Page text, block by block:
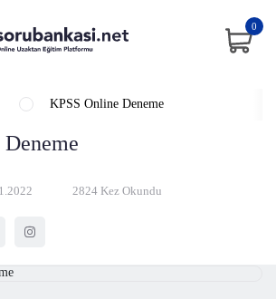
0
KPSS Online Deneme
2824 Kez Okundu